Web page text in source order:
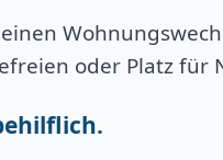
oder Platz für